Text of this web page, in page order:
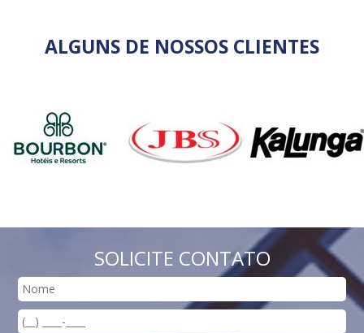
ALGUNS DE NOSSOS CLIENTES
SOLICITE CONTATO